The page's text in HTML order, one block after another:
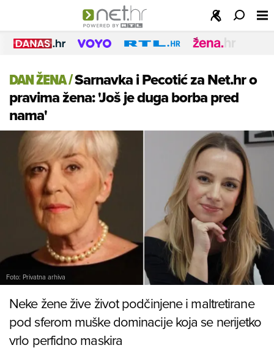
DAN ŽENA/Sarnavka i Pecotić za Net.hr o
pravima žena: 'Još je duga borba pred
nama'
Foto: Privatna arhiva
Neke žene žive život podčinjene i maltretirane
pod sferom muške dominacije koja se nerijetko
vrlo perfidno maskira